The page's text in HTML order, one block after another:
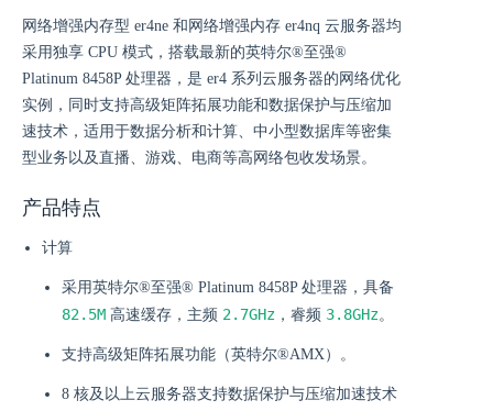
网络增强内存型 er4ne 和网络增强内存 er4nq 云服务器均
采用独享 CPU 模式，搭载最新的英特尔®至强®
Platinum 8458P 处理器，是 er4 系列云服务器的网络优化
实例，同时支持高级矩阵拓展功能和数据保护与压缩加
速技术，适用于数据分析和计算、中小型数据库等密集
型业务以及直播、游戏、电商等高网络包收发场景。
产品特点
计算
采用英特尔®至强® Platinum 8458P 处理器，具备
82.5M 高速缓存，主频 2.7GHz ，睿频 3.8GHz。
支持高级矩阵拓展功能（英特尔®AMX）。
8 核及以上云服务器支持数据保护与压缩加速技术